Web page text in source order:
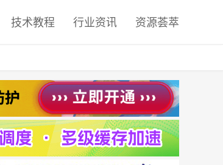
技术教程 行业资讯 资源荟萃